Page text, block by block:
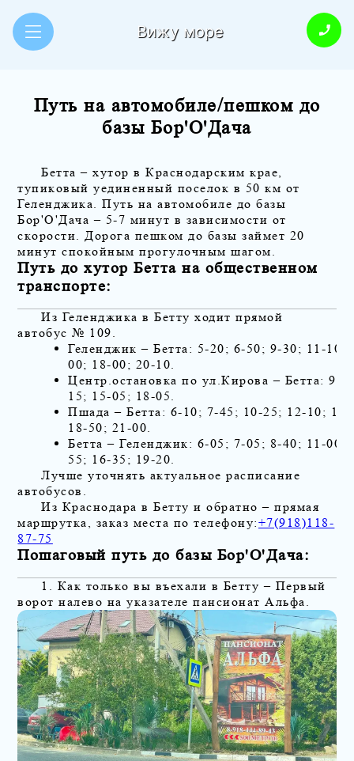
Вижу море
Путь на автомобиле/пешком до
базы Бор'О'Дача
Бетта – хутор в Краснодарским крае,
тупиковый уединенный поселок в 50 км от
Геленджика. Путь на автомобиле до базы
Бор'О'Дача – 5-7 минут в зависимости от
скорости. Дорога пешком до базы займет 20
минут спокойным прогулочным шагом.
Путь до хутор Бетта на общественном
транспорте:
Из Геленджика в Бетту ходит прямой
автобус № 109.
Геленджик – Бетта: 5-20; 6-50; 9-30; 11-10;
00; 18-00; 20-10.
Центр.остановка по ул.Кирова – Бетта: 9-
15; 15-05; 18-05.
Пшада – Бетта: 6-10; 7-45; 10-25; 12-10; 15-
18-50; 21-00.
Бетта – Геленджик: 6-05; 7-05; 8-40; 11-00;
55; 16-35; 19-20.
Лучше уточнять актуальное расписание
автобусов.
Из Краснодара в Бетту и обратно – прямая
маршрутка, заказ места по телефону:+7(918)118-
87-75
Пошаговый путь до базы Бор'О'Дача:
1. Как только вы въехали в Бетту – Первый
ворот налево на указателе пансионат Альфа.